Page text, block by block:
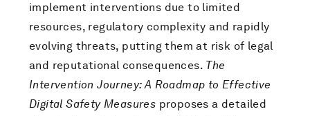
implement interventions due to limited
resources, regulatory complexity and rapidly
evolving threats, putting them at risk of legal
and reputational consequences. The
Intervention Journey: A Roadmap to Effective
Digital Safety Measures proposes a detailed